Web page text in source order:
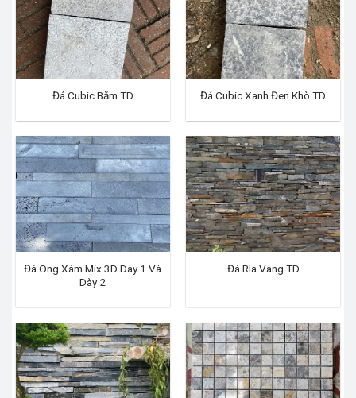
Đá Cubic Băm TD Đá Cubic Xanh Đen Khò TD
Đá Ong Xám Mix 3D Dày 1 Và
Dày 2
Đá Rìa Vàng TD